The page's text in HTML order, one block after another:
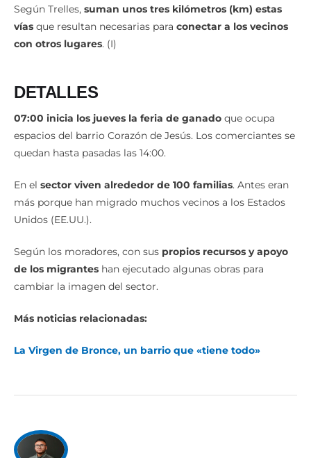
Según Trelles, suman unos tres kilómetros (km) estas
vías que resultan necesarias para conectar a los vecinos
con otros lugares. (I)
DETALLES
07:00 inicia los jueves la feria de ganado que ocupa
espacios del barrio Corazón de Jesús. Los comerciantes se
quedan hasta pasadas las 14:00.
En el sector viven alrededor de 100 familias. Antes eran
más porque han migrado muchos vecinos a los Estados
Unidos (EE.UU.).
Según los moradores, con sus propios recursos y apoyo
de los migrantes han ejecutado algunas obras para
cambiar la imagen del sector.
Más noticias relacionadas:
La Virgen de Bronce, un barrio que «tiene todo»